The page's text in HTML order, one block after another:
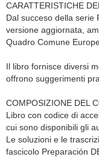
CARATTERISTICHE
Dal succeso della serie
versione aggiornata,
Quadro Comune
Il libro fornisce diversi
offrono suggerimenti
COMPOSIZIONE DEL
Libro con codice di
cui sono disponibili gli
Le soluzioni e le
fascicolo Preparación